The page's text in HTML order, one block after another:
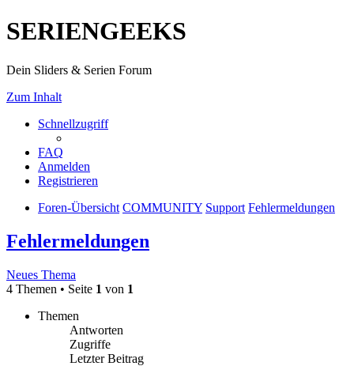
SERIENGEEKS
Dein Sliders & Serien Forum
Zum Inhalt
Schnellzugriff
FAQ
Anmelden
Registrieren
Foren-Übersicht COMMUNITY Support Fehlermeldungen
Fehlermeldungen
Neues Thema
4 Themen • Seite 1 von 1
Themen
Antworten
Zugriffe
Letzter Beitrag